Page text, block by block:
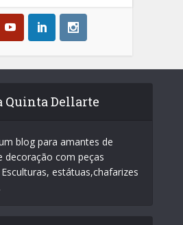
Quinta Dellarte
blog para amantes de
decoração com peças
estátuas,chafarizes